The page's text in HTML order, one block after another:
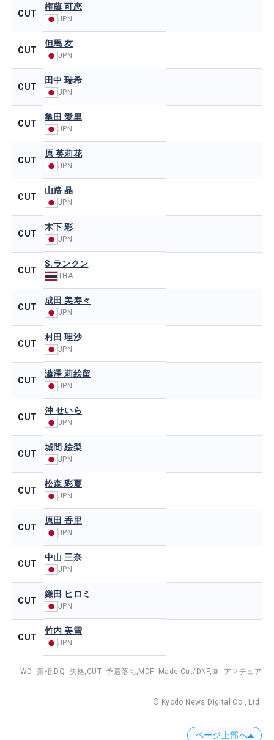
CUT
権藤 可恋
JPN
CUT
但馬 友
JPN
CUT
田中 瑞希
JPN
CUT
亀田 愛里
JPN
CUT
原 英莉花
JPN
CUT
山路 晶
JPN
CUT
木下 彩
JPN
CUT
S.ランクン
THA
CUT
成田 美寿々
JPN
CUT
村田 理沙
JPN
CUT
澁澤 莉絵留
JPN
CUT
沖 せいら
JPN
CUT
城間 絵梨
JPN
CUT
松森 彩夏
JPN
CUT
原田 香里
JPN
CUT
中山 三奈
JPN
CUT
鎌田 ヒロミ
JPN
CUT
竹内 美雪
JPN
WD=棄権, DQ=失格, CUT=予選落ち, MDF=Made Cut/DNF,＠=アマチュア
© Kyodo News Digital Co., Ltd.
ページ上部へ